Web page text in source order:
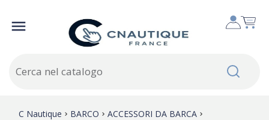

C Nautique BARCO
ACCESSORI DA BARCA